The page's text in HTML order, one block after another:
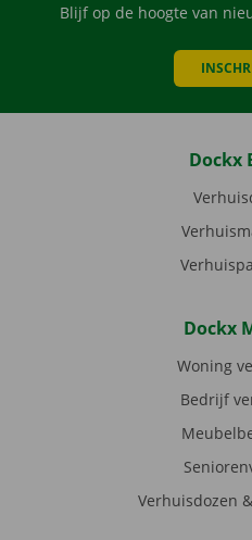
Blijf op de hoogte van
Dockx
Dockx
Woning
Bedrijf
Verhuisdozen